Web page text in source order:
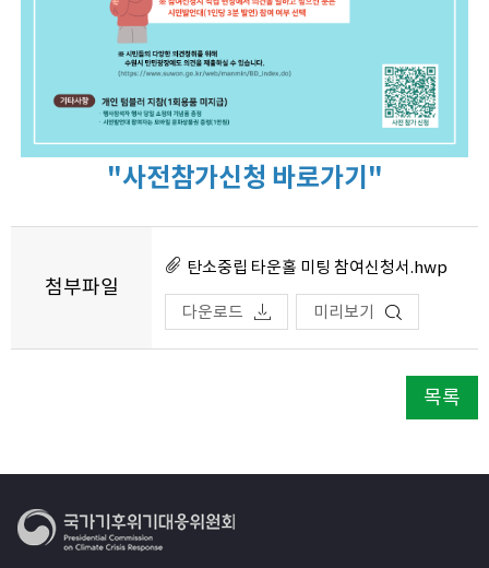
"사전참가신청 바로가기"
첨부파일
탄소중립 타운홀 미팅 참여신청서.hwp
다운로드 미리보기
목록